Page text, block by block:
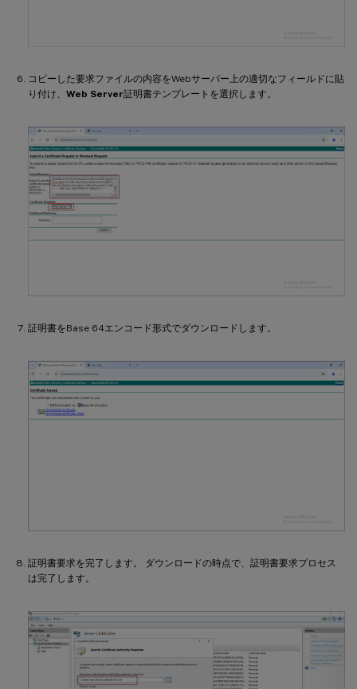
コピーした要求ファイルの内容をWebサーバー上の適切なフィールドに貼
り付け、 Web Server証明書テンプレートを選択します。
証明書をBase 64エンコード形式でダウンロードします。
証明書要求を完了します。 ダウンロードの時点で、証明書要求プロセス
は完了します。